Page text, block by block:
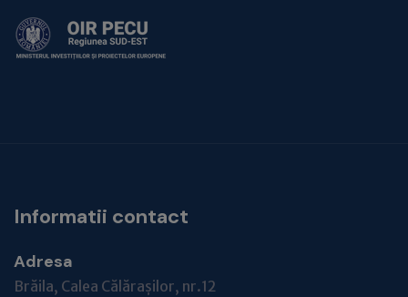
Informatii contact
Adresa
Brăila, Calea Călărașilor, nr.12